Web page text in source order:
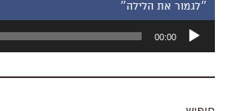
״לגמור את הלילה״
אודיו
00:00